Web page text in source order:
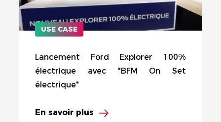
Lancement Ford Explorer 100%
électrique avec "BFM On Set
électrique"
En savoir plus
USE CASE